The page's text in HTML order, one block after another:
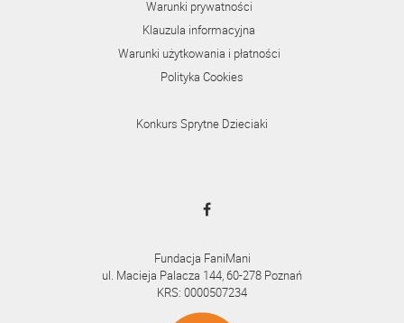
Warunki prywatności
Klauzula informacyjna
Warunki użytkowania i płatności
Polityka Cookies
Konkurs Sprytne Dzieciaki
Fundacja FaniMani
ul. Macieja Palacza 144, 60-278 Poznań
KRS: 0000507234